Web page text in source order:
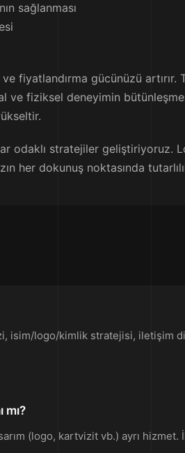
sağlanması
fiyatlandırma gücünüzü artırır.
ve fiziksel deneyimin
odaklı stratejiler geliştiriyoruz.
her dokunuş noktasında
isim/logo/kimlik stratejisi, iletişim
mı?
(logo, kartvizit vb.) ayrı